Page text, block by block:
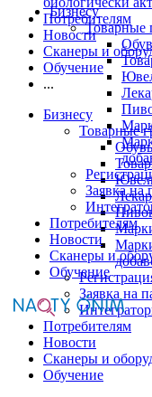
Бизнесу
Товарные
Заявка на
Потребителям
Новости
Сканеры и
Обучение
Потребителям
Новости
Сканеры и
Обучение
...
Бизнесу
Товарные
Обувь
Заявка на
Потребителям
Новости
Сканеры и
Обучение